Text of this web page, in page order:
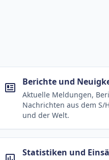
Berichte und
Aktuelle Meldungen,
Nachrichten aus dem S/
und der Welt.
Statistiken und